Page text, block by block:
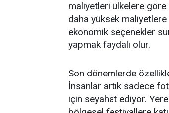
maliyetleri ülkelere
daha yüksek
ekonomik seçenekler
yapmak faydalı olur.
Son dönemlerde
İnsanlar artık sadece
için seyahat ediyor.